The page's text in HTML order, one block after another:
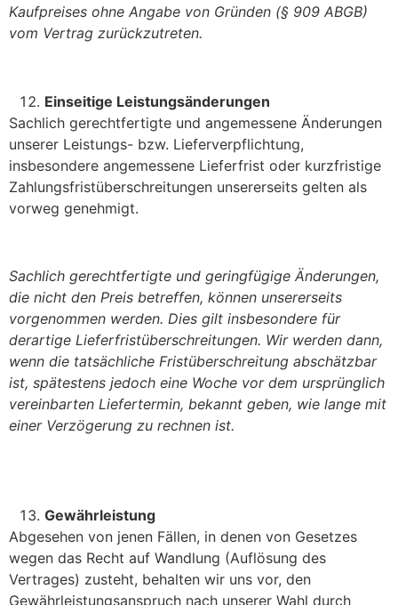
Kaufpreises ohne Angabe von Gründen (§ 909 ABGB)
vom Vertrag zurückzutreten.
Einseitige Leistungsänderungen
Sachlich gerechtfertigte und angemessene Änderungen
unserer Leistungs- bzw. Lieferverpflichtung,
insbesondere angemessene Lieferfrist oder kurzfristige
Zahlungsfristüberschreitungen unsererseits gelten als
vorweg genehmigt.
Sachlich gerechtfertigte und geringfügige Änderungen,
die nicht den Preis betreffen, können unsererseits
vorgenommen werden. Dies gilt insbesondere für
derartige Lieferfristüberschreitungen. Wir werden dann,
wenn die tatsächliche Fristüberschreitung abschätzbar
ist, spätestens jedoch eine Woche vor dem ursprünglich
vereinbarten Liefertermin, bekannt geben, wie lange mit
einer Verzögerung zu rechnen ist.
Gewährleistung
Abgesehen von jenen Fällen, in denen von Gesetzes
wegen das Recht auf Wandlung (Auflösung des
Vertrages) zusteht, behalten wir uns vor, den
Gewährleistungsanspruch nach unserer Wahl durch